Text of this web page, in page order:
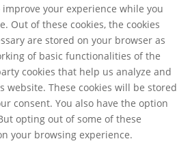
your experience while you
Out of these cookies, the cookies
are stored on your browser as
of basic functionalities of the
cookies that help us analyze and
website. These cookies will be stored
consent. You also have the option
opting out of some of these
your browsing experience.